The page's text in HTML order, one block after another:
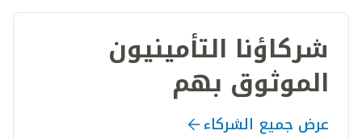
شركاؤنا التأمينيون
الموثوق بهم
عرض جميع الشركاء